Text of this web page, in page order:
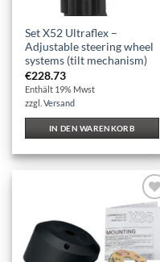
Set X52 Ultraflex –
Adjustable steering wheel
systems (tilt mechanism)
€228.73
Enthält 19% Mwst
zzgl.Versand
IN DEN WARENKORB
Auf die
Wunschliste